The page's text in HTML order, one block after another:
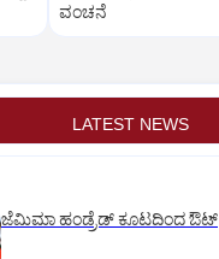
ವಂಚನೆ
LATEST NEWS
ಜೆಮಿಮಾ ಹಂಡ್ರೆಡ್‌ ಕೂಟದಿಂದ ಔಟ್‌